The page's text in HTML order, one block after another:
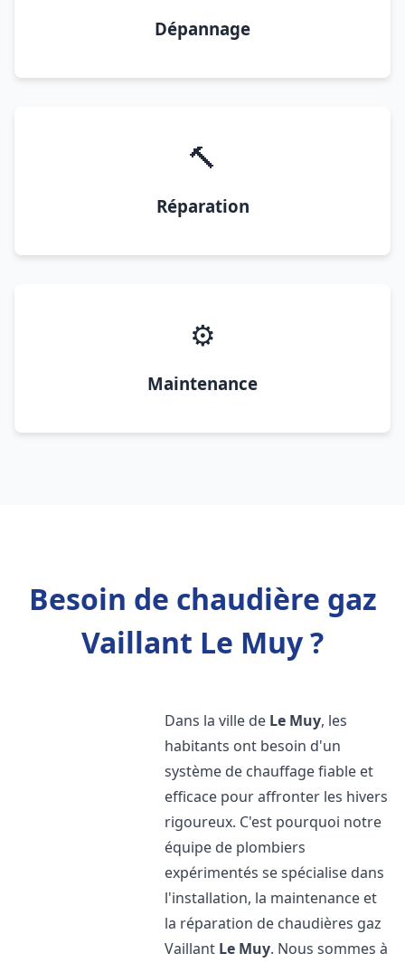
Dépannage
🔨
Réparation
⚙️
Maintenance
Besoin de chaudière gaz
Vaillant Le Muy ?
Dans la ville de Le Muy, les
habitants ont besoin d'un
système de chauffage fiable et
efficace pour affronter les hivers
rigoureux. C'est pourquoi notre
équipe de plombiers
expérimentés se spécialise dans
l'installation, la maintenance et
la réparation de chaudières gaz
Vaillant Le Muy. Nous sommes à